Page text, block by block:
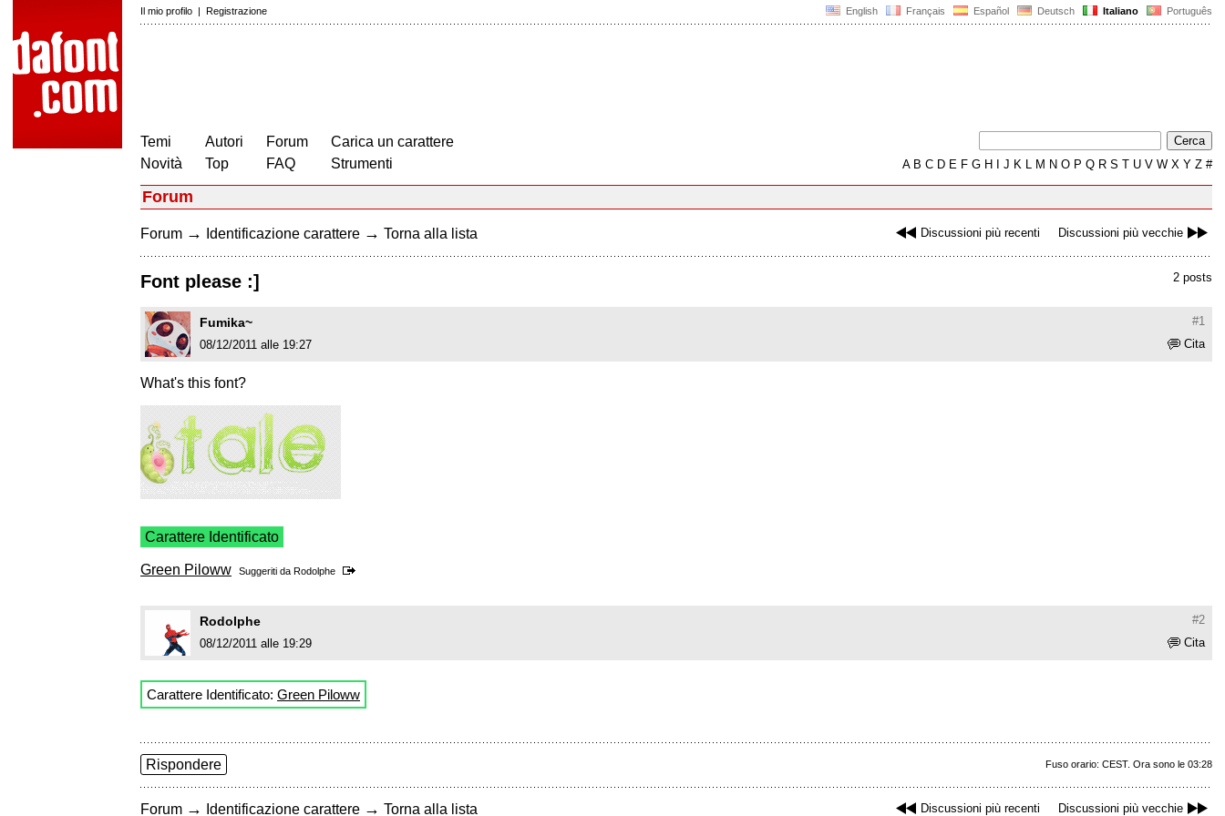
English Français Español Deutsch Italiano Português
Il mio profilo | Registrazione
Temi
Novità
Autori
Top
Forum
FAQ
Carica un carattere
Strumenti
AB C D E F G H J K L M N O P Q R S T U V W X Y Z #
Forum
Discussioni più recenti Discussioni più vecchie
Forum → Identificazione carattere → Torna alla lista
2 posts
Font please :]
#1
Fumika~
Cita
08/12/2011 alle 19:27
What's this font?
Carattere Identificato
Green Piloww Suggeriti da Rodolphe
#2
Rodolphe
Cita
08/12/2011 alle 19:29
Carattere Identificato: Green Piloww
Fuso orario: CEST. Ora sono le 03:28
Rispondere
Discussioni più recenti Discussioni più vecchie
Forum → Identificazione carattere → Torna alla lista